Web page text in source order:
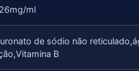
ml
de sódio não
B